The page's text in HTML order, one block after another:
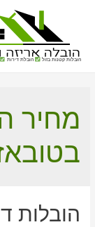
הובלות קטנות בזול הובלת דירות
מחיר
הובלות